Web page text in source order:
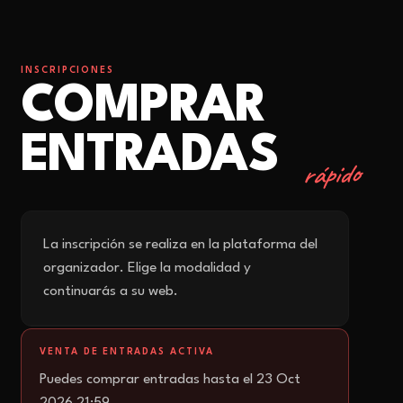
INSCRIPCIONES
COMPRAR
ENTRADAS
rápido
La inscripción se realiza en la plataforma del
organizador. Elige la modalidad y
continuarás a su web.
VENTA DE ENTRADAS ACTIVA
Puedes comprar entradas hasta el 23 Oct